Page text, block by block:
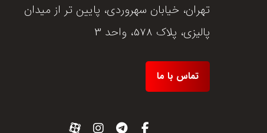
تهران، خیابان سهروردی، پایین تر از میدان
پالیزی، پلاک 578، واحد 3
تماس با ما